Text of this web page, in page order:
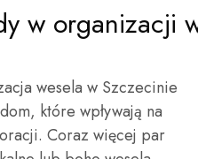
w organizacji
wesela w Szczecinie
które wpływają na
Coraz więcej par